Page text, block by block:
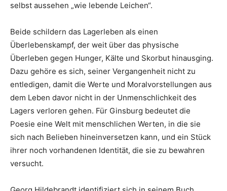
selbst aussehen „wie lebende Leichen“.
Beide schildern das Lagerleben als einen
Überlebenskampf, der weit über das physische
Überleben gegen Hunger, Kälte und Skorbut hinausging.
Dazu gehöre es sich, seiner Vergangenheit nicht zu
entledigen, damit die Werte und Moralvorstellungen aus
dem Leben davor nicht in der Unmenschlichkeit des
Lagers verloren gehen. Für Ginsburg bedeutet die
Poesie eine Welt mit menschlichen Werten, in die sie
sich nach Belieben hineinversetzen kann, und ein Stück
ihrer noch vorhandenen Identität, die sie zu bewahren
versucht.